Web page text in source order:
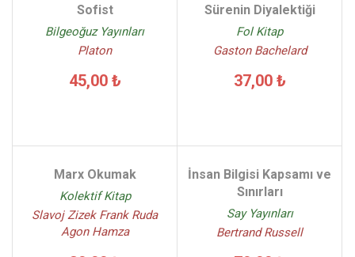
Sofist
Bilgeoğuz Yayınları
Platon
45,00 ₺
Sürenin Diyalektiği
Fol Kitap
Gaston Bachelard
37,00 ₺
Marx Okumak
Kolektif Kitap
Slavoj Zizek Frank Ruda
Agon Hamza
İnsan Bilgisi Kapsamı ve
Sınırları
Say Yayınları
Bertrand Russell